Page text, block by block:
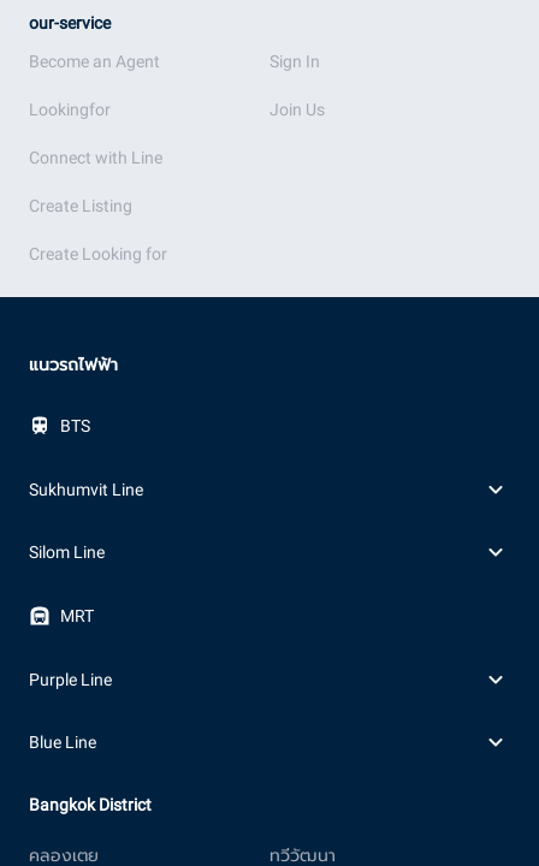
our-service
Become an Agent
Lookingfor
Connect with Line
Create Listing
Create Looking for
Sign In
Join Us
แนวรถไฟฟ้า
BTS
Sukhumvit Line
Silom Line
MRT
Purple Line
Blue Line
Bangkok District
คลองเตย
ทวีวัฒนา